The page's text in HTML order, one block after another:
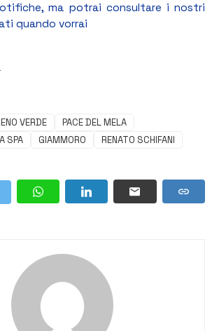
ma potrai consultare i nostri
quando vorrai
VERDE
PACE DEL MELA
SPA
GIAMMORO RENATO SCHIFANI